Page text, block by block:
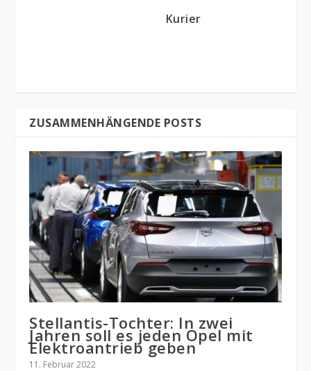
Kurier
ZUSAMMENHÄNGENDE POSTS
Stellantis-Tochter: In zwei
Jahren soll es jeden Opel mit
Elektroantrieb geben
11. Februar 2022